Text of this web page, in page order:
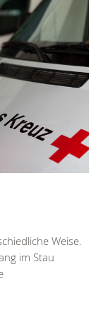
Weise.
im Stau